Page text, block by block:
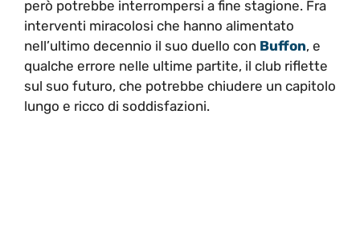
però potrebbe interrompersi a fine stagione. Fra
interventi miracolosi che hanno alimentato
nell’ultimo decennio il suo duello con Buffon, e
qualche errore nelle ultime partite, il club riflette
sul suo futuro, che potrebbe chiudere un capitolo
lungo e ricco di soddisfazioni.